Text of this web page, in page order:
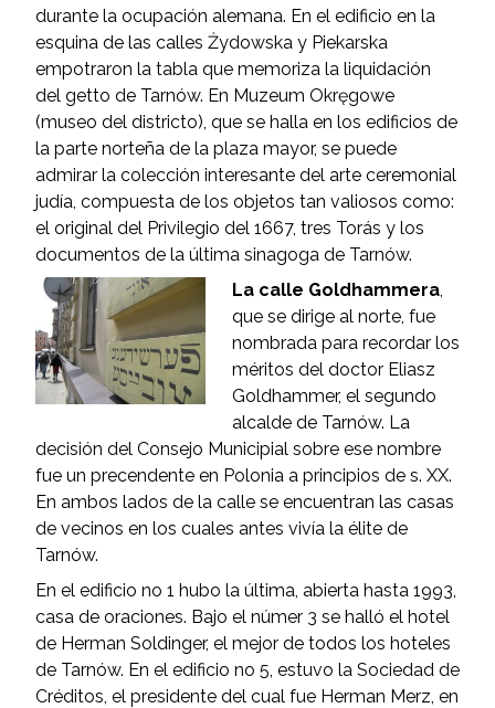
durante la ocupación alemana. En el edificio en la
esquina de las calles Żydowska y Piekarska
empotraron la tabla que memoriza la liquidación
del getto de Tarnów. En Muzeum Okręgowe
(museo del districto), que se halla en los edificios de
la parte norteña de la plaza mayor, se puede
admirar la colección interesante del arte ceremonial
judía, compuesta de los objetos tan valiosos como:
el original del Privilegio del 1667, tres Torás y los
documentos de la última sinagoga de Tarnów.
La calle Goldhammera,
que se dirige al norte, fue
nombrada para recordar los
méritos del doctor Eliasz
Goldhammer, el segundo
alcalde de Tarnów. La
decisión del Consejo Municipial sobre ese nombre
fue un precendente en Polonia a principios de s. XX.
En ambos lados de la calle se encuentran las casas
de vecinos en los cuales antes vivía la élite de
Tarnów.
En el edificio no 1 hubo la última, abierta hasta 1993,
casa de oraciones. Bajo el númer 3 se halló el hotel
de Herman Soldinger, el mejor de todos los hoteles
de Tarnów. En el edificio no 5, estuvo la Sociedad de
Créditos, el presidente del cual fue Herman Merz, en